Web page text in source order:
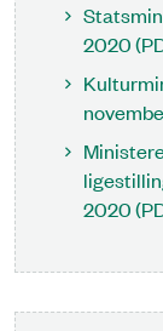
2020
2020